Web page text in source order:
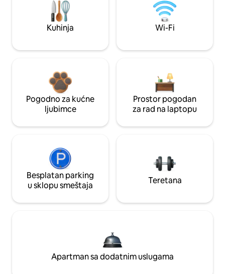
Kuhinja Wi-Fi
Pogodno za kućne
ljubimce
Prostor pogodan
za rad na laptopu
Besplatan parking
u sklopu smeštaja
Teretana
Apartman sa dodatnim uslugama